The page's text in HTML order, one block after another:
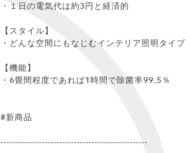
・１日の電気代は約3円と経済的
【スタイル】
・どんな空間にもなじむインテリア照明タイプ
【機能】
・6畳間程度であれば1時間で除菌率99.5％
#新商品
--------------------------------------------------